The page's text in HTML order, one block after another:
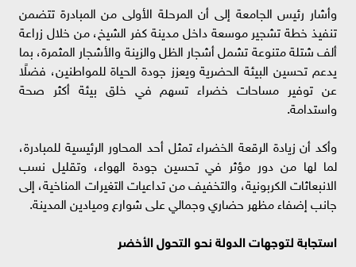
وأشار رئيس الجامعة إلى أن المرحلة الأولى من المبادرة تتضمن
تنفيذ خطة تشجير موسعة داخل مدينة كفر الشيخ، من خلال زراعة
ألف شتلة متنوعة تشمل أشجار الظل والزينة والأشجار المثمرة، بما
يدعم تحسين البيئة الحضرية ويعزز جودة الحياة للمواطنين، فضلًا
عن توفير مساحات خضراء تسهم في خلق بيئة أكثر صحة
واستدامة.
وأكد أن زيادة الرقعة الخضراء تمثل أحد المحاور الرئيسية للمبادرة،
لما لها من دور مؤثر في تحسين جودة الهواء، وتقليل نسب
الانبعاثات الكربونية، والتخفيف من تداعيات التغيرات المناخية، إلى
جانب إضفاء مظهر حضاري وجمالي على شوارع وميادين المدينة.
استجابة لتوجهات الدولة نحو التحول الأخضر